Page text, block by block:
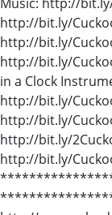
http://bit.ly/
http://bit.ly/
http://bit.ly/
in a Clock
http://bit.ly/
http://bit.ly/
http://bit.ly/
http://bit.ly/
*******************